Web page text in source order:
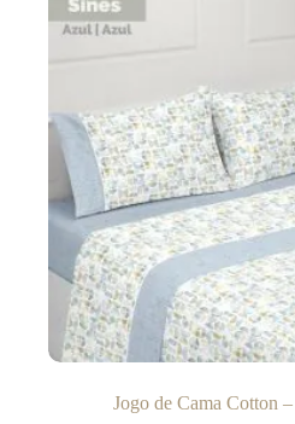
Jogo de Cama Cotton